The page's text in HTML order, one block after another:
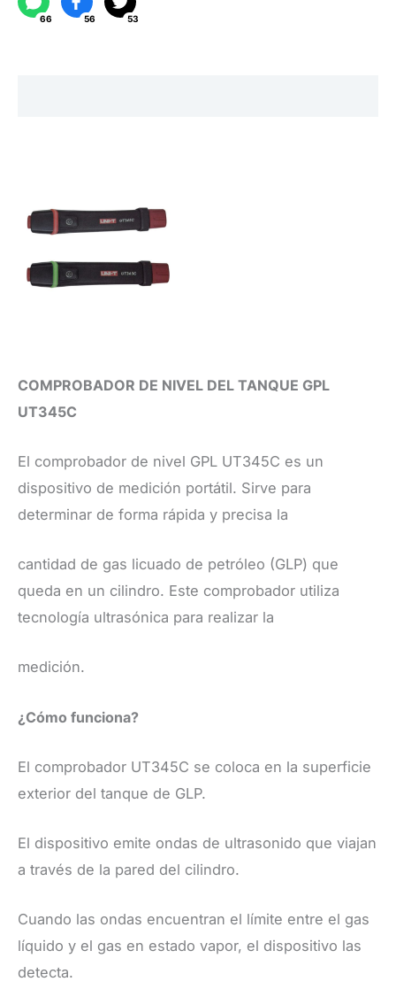
UT345C
66 56 53
COMPROBADOR DE NIVEL DEL TANQUE GPL
UT345C
​El comprobador de nivel GPL UT345C es un
dispositivo de medición portátil. Sirve para
determinar de forma rápida y precisa la
cantidad de gas licuado de petróleo (GLP) que
queda en un cilindro. Este comprobador utiliza
tecnología ultrasónica para realizar la
medición.
​¿Cómo funciona?
​El comprobador UT345C se coloca en la superficie
exterior del tanque de GLP.
El dispositivo emite ondas de ultrasonido que viajan
a través de la pared del cilindro.
Cuando las ondas encuentran el límite entre el gas
líquido y el gas en estado vapor, el dispositivo las
detecta.